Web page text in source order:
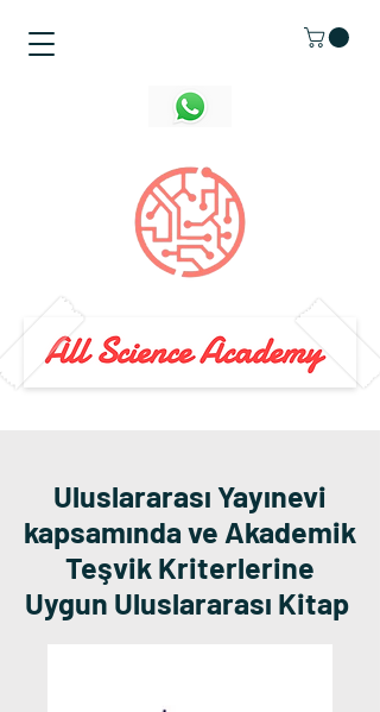
Uluslararası Yayınevi
kapsamında ve Akademik
Teşvik Kriterlerine
Uygun Uluslararası Kitap